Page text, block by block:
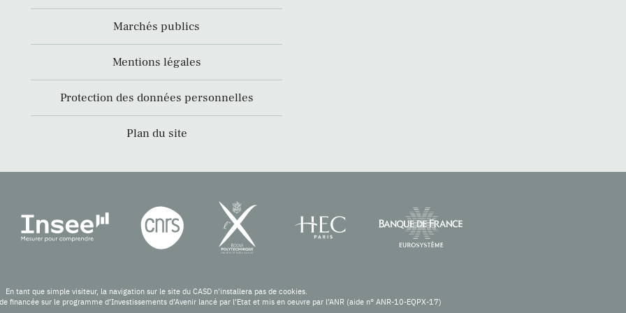
Marchés publics
Mentions légales
Protection des données personnelles
Plan du site
En tant que simple visiteur, la navigation sur le site du CASD n'installera pas de cookies.
financée sur le programme d’Investissements d’Avenir lancé par l’Etat et mis en oeuvre par l’ANR (aide n° ANR-10-EQPX-17)